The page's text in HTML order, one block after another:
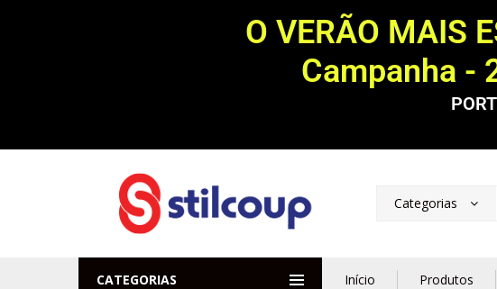
O VERÃO MAIS
Campanha -
Categorias
CATEGORIAS Início Produtos